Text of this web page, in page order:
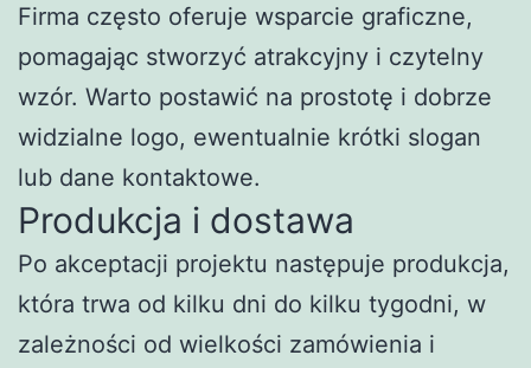
Firma często oferuje wsparcie graficzne,
pomagając stworzyć atrakcyjny i czytelny
wzór. Warto postawić na prostotę i dobrze
widzialne logo, ewentualnie krótki slogan
lub dane kontaktowe.
Produkcja i dostawa
Po akceptacji projektu następuje produkcja,
która trwa od kilku dni do kilku tygodni, w
zależności od wielkości zamówienia i